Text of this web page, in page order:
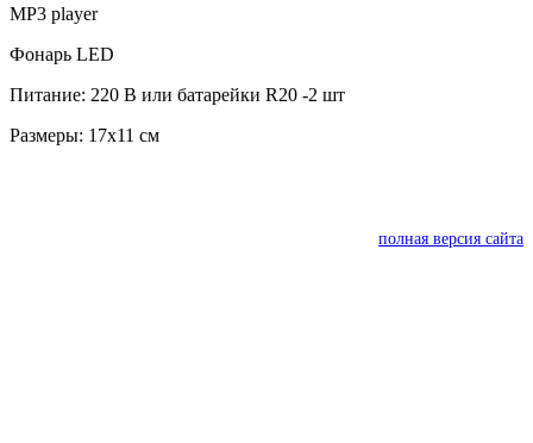
MP3 player
Фонарь LED
Питание: 220 В или батарейки R20 -2 шт
Размеры: 17х11 см
полная версия сайта